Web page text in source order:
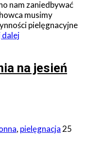
nam zaniedbywać
musimy
pielęgnacyjne
dalej
na jesień
, pielęgnacja 25